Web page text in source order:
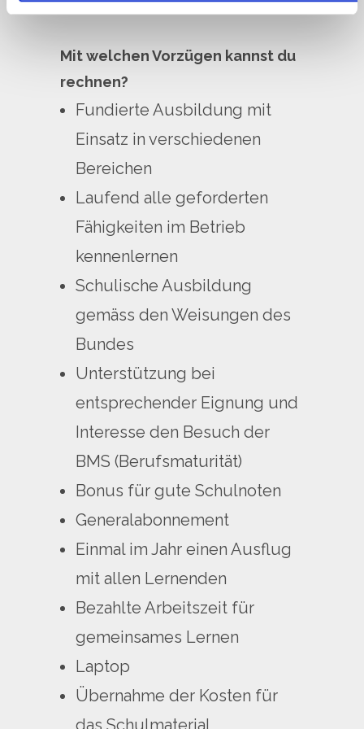
gesammelt haben.
Mit welchen Vorzügen kannst du
rechnen?
Fundierte Ausbildung mit
Einsatz in verschiedenen
Bereichen
Laufend alle geforderten
Fähigkeiten im Betrieb
kennenlernen
Schulische Ausbildung
gemäss den Weisungen des
Bundes
Unterstützung bei
entsprechender Eignung und
Interesse den Besuch der
BMS (Berufsmaturität)
Bonus für gute Schulnoten
Generalabonnement
Einmal im Jahr einen Ausflug
mit allen Lernenden
Bezahlte Arbeitszeit für
gemeinsames Lernen
Laptop
Übernahme der Kosten für
das Schulmaterial